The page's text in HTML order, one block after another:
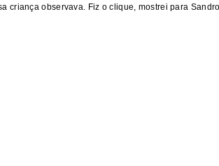
criança observava. Fiz o clique, mostrei para